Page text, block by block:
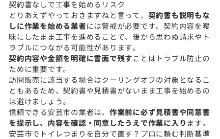
契約書なしで工事を始めるリスク
とりあえずやっておきますねと言って、 契約書も説明もな
しに作業を始める業者には警戒が必要です。契約内容を曖
昧にしたまま工事を進めることで、後から思わぬ請求やト
ラブルにつながる可能性があります。
契約内容や金額を明確に書面で残すことはトラブル防止の
ために重要です。
訪問販売に該当する場合はクーリングオフの対象となるこ
ともあるため、契約書や見積書がないまま工事を始めるの
は避けましょう。
信頼できる安芸市の業者は、 作業前に必ず見積書や同意書
を提示し、内容を確認・同意したうえで作業に入ります。
安芸市でトイレつまりを自分で直す？プロに頼む判断基準